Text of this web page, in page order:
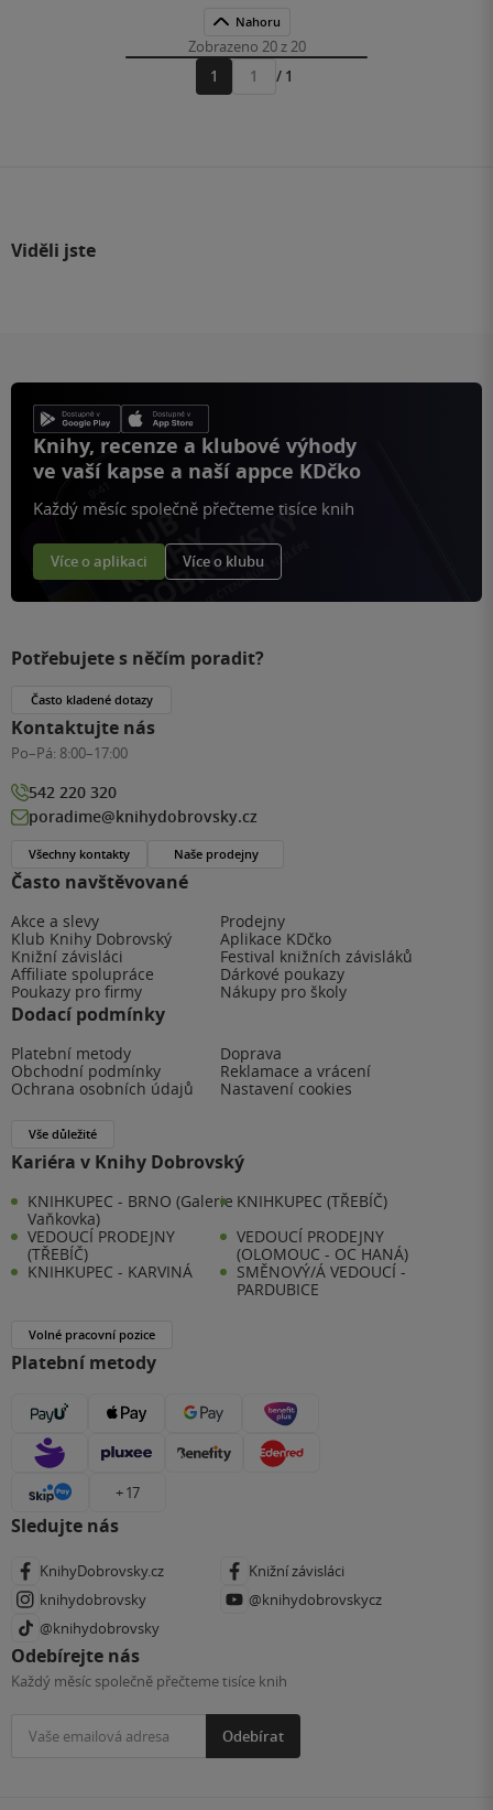
Nahoru
Zobrazeno 20 z 20
1
Přejít
/ 1
Viděli jste
Knihy, recenze a klubové výhody
ve vaší kapse a naší appce KDčko
Každý měsíc společně přečteme tisíce knih
Více o aplikaci Více o klubu
Často navštěvované
Akce a slevy
Prodejny
Klub Knihy Dobrovský
Aplikace KDčko
Knižní závisláci
Festival knižních závisláků
Affiliate spolupráce
Dárkové poukazy
Poukazy pro firmy
Nákupy pro školy
Dodací podmínky
Platební metody
Doprava
Obchodní podmínky
Reklamace a vrácení
Ochrana osobních údajů
Nastavení cookies
Vše důležité
Kariéra v Knihy Dobrovský
KNIHKUPEC - BRNO (Galerie
Vaňkovka)
KNIHKUPEC (TŘEBÍČ)
VEDOUCÍ PRODEJNY
(TŘEBÍČ)
VEDOUCÍ PRODEJNY
(OLOMOUC - OC HANÁ)
KNIHKUPEC - KARVINÁ
SMĚNOVÝ/Á VEDOUCÍ -
PARDUBICE
Volné pracovní pozice
Platební metody
+ 17
Sledujte nás
KnihyDobrovsky.cz
Knižní závisláci
knihydobrovsky
@knihydobrovskycz
@knihydobrovsky
Odebírejte nás
Každý měsíc společně přečteme tisíce knih
Odebírat
Potřebujete s něčím poradit?
Často kladené dotazy
Kontaktujte nás
Po–Pá: 8:00–17:00
542 220 320
poradime@knihydobrovsky.cz
Všechny kontakty Naše prodejny